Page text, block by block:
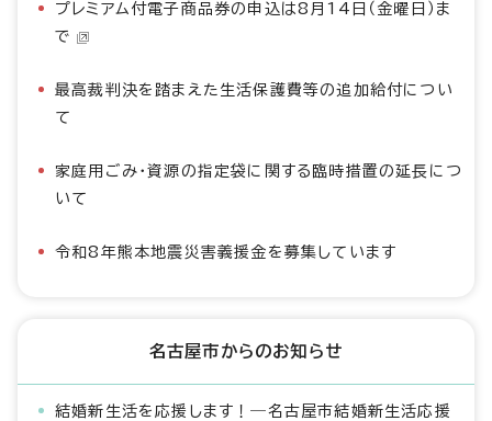
プレミアム付電子商品券の申込は8月14日（金曜日）ま
で
最高裁判決を踏まえた生活保護費等の追加給付につい
て
家庭用ごみ・資源の指定袋に関する臨時措置の延長につ
いて
令和8年熊本地震災害義援金を募集しています
名古屋市からのお知らせ
結婚新生活を応援します！―名古屋市結婚新生活応援